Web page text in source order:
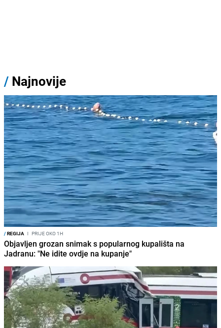
/ Najnovije
/REGIJA I PRIJE OKO 1H
Objavljen grozan snimak s popularnog kupališta na
Jadranu: "Ne idite ovdje na kupanje"